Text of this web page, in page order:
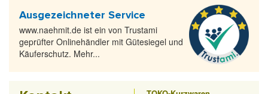
Ausgezeichneter Service
www.naehmit.de ist ein von Trustami
geprüfter Onlinehändler mit Gütesiegel und
Käuferschutz. Mehr...